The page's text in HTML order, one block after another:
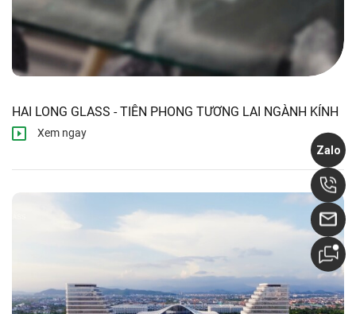
HAI LONG GLASS - TIÊN PHONG TƯƠNG LAI NGÀNH KÍNH
Xem ngay
Zalo